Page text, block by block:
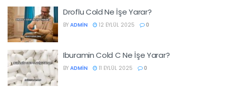
Droflu Cold Ne İşe Yarar?
BY ADMIN 12 EYLÜL 2025 0
Iburamin Cold C Ne İşe Yarar?
BY ADMIN 11 EYLÜL 2025 0